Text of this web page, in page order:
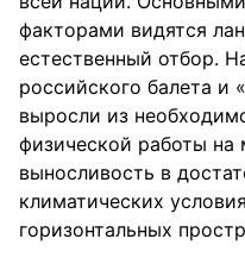
факторами видятся
естественный отбор.
российского балета и
выросли из
физической работы на
выносливость в
климатических
горизонтальных